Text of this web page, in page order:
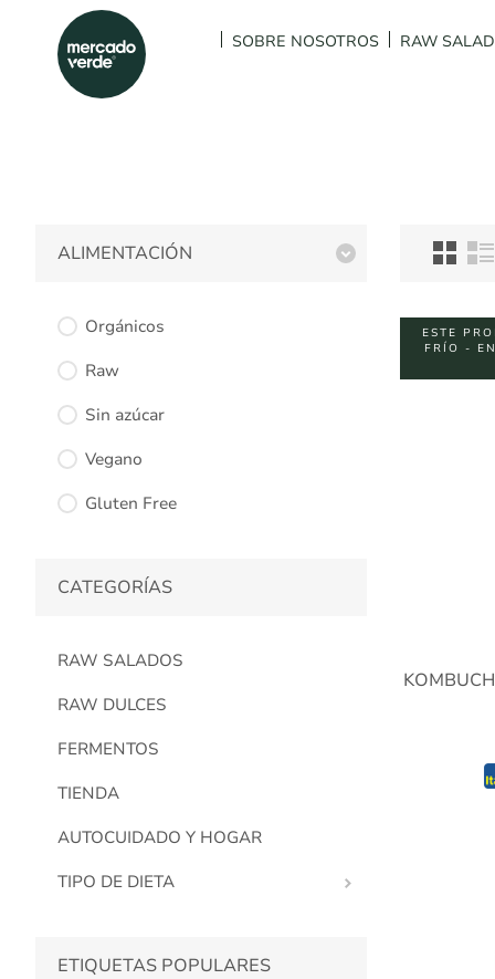
SOBRE NOSOTROS RAW
ESTE
FRÍO -
ALIMENTACIÓN
Orgánicos
Raw
Sin azúcar
Vegano
Gluten Free
CATEGORÍAS
RAW SALADOS
RAW DULCES
FERMENTOS
TIENDA
AUTOCUIDADO Y HOGAR
TIPO DE DIETA
ETIQUETAS POPULARES